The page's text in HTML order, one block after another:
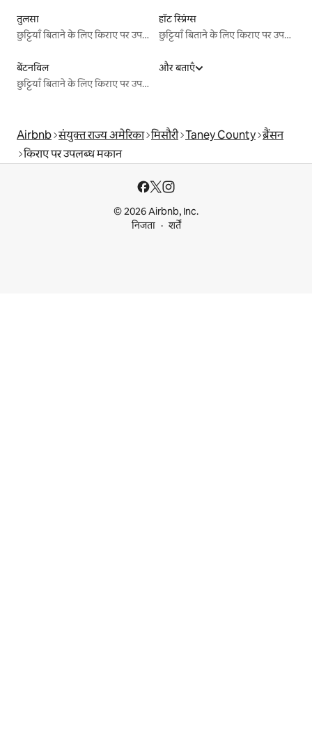
तुलसा
छुट्टियाँ बिताने के लिए किराए पर उपलब्ध जगहें
हॉट स्प्रिंग्स
छुट्टियाँ बिताने के लिए किराए पर उपलब्ध जगहें
बेंटनविल
छुट्टियाँ बिताने के लिए किराए पर उपलब्ध जगहें
और बताएँ
Airbnb संयुक्त राज्य अमेरिका मिसौरी Taney County ब्रैंसन
किराए पर उपलब्ध मकान
© 2026 Airbnb, Inc.
निजता
शर्तें